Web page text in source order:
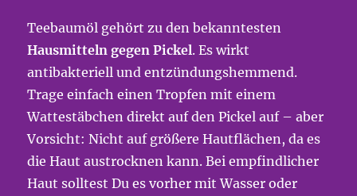
Teebaumöl gehört zu den bekanntesten
Hausmitteln gegen Pickel. Es wirkt
antibakteriell und entzündungshemmend.
Trage einfach einen Tropfen mit einem
Wattestäbchen direkt auf den Pickel auf – aber
Vorsicht: Nicht auf größere Hautflächen, da es
die Haut austrocknen kann. Bei empfindlicher
Haut solltest Du es vorher mit Wasser oder